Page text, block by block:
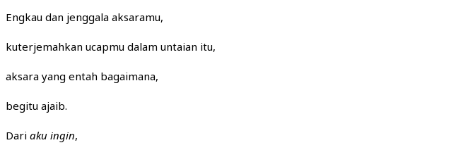
Engkau dan jenggala aksaramu,
kuterjemahkan ucapmu dalam untaian itu,
aksara yang entah bagaimana,
begitu ajaib.
Dari aku ingin,